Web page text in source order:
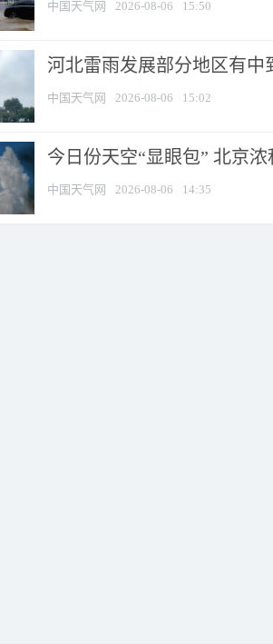
中国天气网 2026-08-06 15:50
河北雷雨发展部分地区有中
中国天气网 2026-08-06 15:02
今日份天空“显眼包” 北京
中国天气网 2026-08-06 14:35